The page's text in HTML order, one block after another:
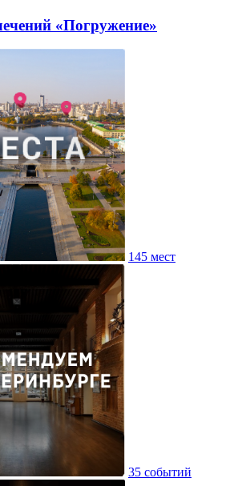
«Погружение»
145 мест
35 событий